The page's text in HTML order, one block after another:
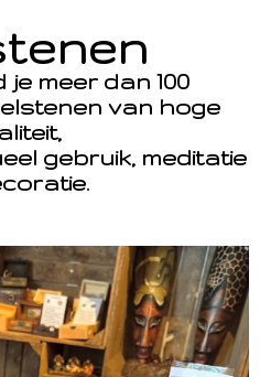
je meer dan 100
van hoge
gebruik, meditatie